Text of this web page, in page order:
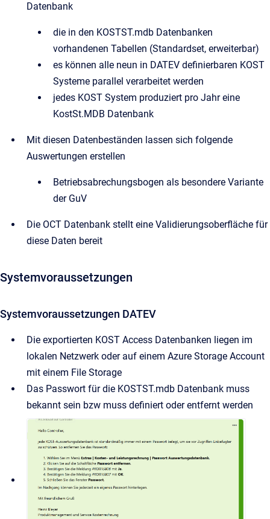
Datenbank
die in den KOSTST.mdb Datenbanken
vorhandenen Tabellen (Standardset, erweiterbar)
es können alle neun in DATEV definierbaren KOST
Systeme parallel verarbeitet werden
jedes KOST System produziert pro Jahr eine
KostSt.MDB Datenbank
Mit diesen Datenbeständen lassen sich folgende
Auswertungen erstellen
Betriebsabrechungsbogen als besondere Variante
der GuV
Die OCT Datenbank stellt eine Validierungsoberfläche für
diese Daten bereit
Systemvoraussetzungen
Systemvoraussetzungen DATEV
Die exportierten KOST Access Datenbanken liegen im
lokalen Netzwerk oder auf einem Azure Storage Account
mit einem File Storage
Das Passwort für die KOSTST.mdb Datenbank muss
bekannt sein bzw muss definiert oder entfernt werden